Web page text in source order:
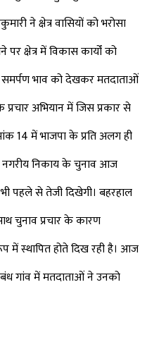
ने क्षेत्र वासियों को भरोसा
क्षेत्र में विकास कार्यों को
समर्पण भाव को देखकर मतदाताओं
अभियान में जिस प्रकार से
14 में भाजपा के प्रति अलग ही
नगरीय निकाय के चुनाव आज
भी पहले से तेजी दिखेगी। बहरहाल
चुनाव प्रचार के कारण
स्थापित होते दिख रही है। आज
गांव में मतदाताओं ने उनको